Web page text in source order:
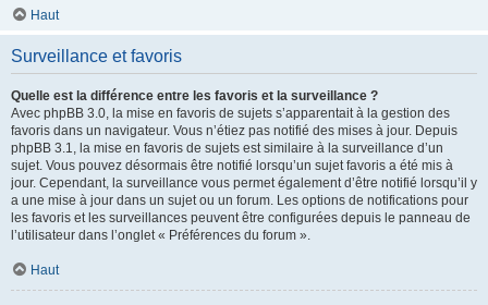
Haut
Surveillance et favoris
Quelle est la différence entre les favoris et la surveillance ?
Avec phpBB 3.0, la mise en favoris de sujets s’apparentait à la gestion des
favoris dans un navigateur. Vous n’étiez pas notifié des mises à jour. Depuis
phpBB 3.1, la mise en favoris de sujets est similaire à la surveillance d’un
sujet. Vous pouvez désormais être notifié lorsqu’un sujet favoris a été mis à
jour. Cependant, la surveillance vous permet également d’être notifié lorsqu’il y
a une mise à jour dans un sujet ou un forum. Les options de notifications pour
les favoris et les surveillances peuvent être configurées depuis le panneau de
l’utilisateur dans l’onglet « Préférences du forum ».
Haut